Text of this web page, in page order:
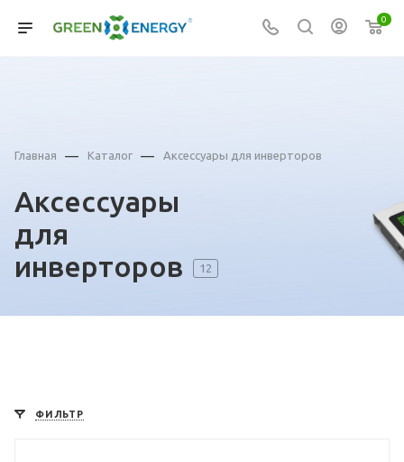
0
Главная — Каталог — Аксессуары для инверторов
Аксессуары
для
инверторов
12
ФИЛЬТР